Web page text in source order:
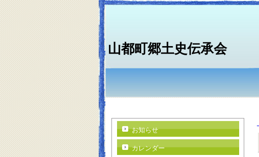
山都町郷土史伝承会
お知らせ
カレンダー